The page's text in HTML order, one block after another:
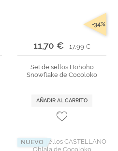
11,70 € 17,99 €
-34%
Set de sellos Hohoho
Snowflake de Cocoloko
AÑADIR AL CARRITO
NUEVO